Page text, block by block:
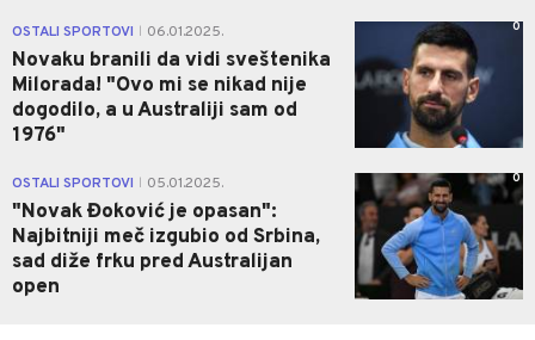
OSTALI SPORTOVI 06.01.2025.
Novaku branili da vidi sveštenika
Milorada! "Ovo mi se nikad nije
dogodilo, a u Australiji sam od
1976"
0
OSTALI SPORTOVI 05.01.2025.
"Novak Đoković je opasan":
Najbitniji meč izgubio od Srbina,
sad diže frku pred Australijan
open
0